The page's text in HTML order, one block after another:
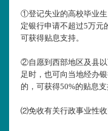
①登记失业的高校毕业
定银行申请不超过5万元
可获得贴息支持。
②自愿到西部地区及县
足时，也可向当地经办
的，可获得50%的贴息支
⑵免收有关行政事业性